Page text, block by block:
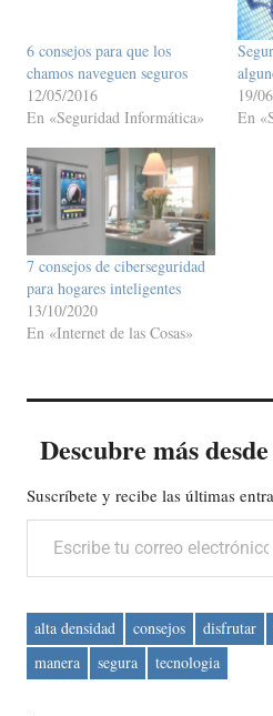
6 consejos para que los
chamos naveguen seguros
12/05/2016
En «Seguridad Informática»
19/
En
7 consejos de ciberseguridad
para hogares inteligentes
13/10/2020
En «Internet de las Cosas»
Descubre más
Suscríbete y recibe las últimas
Escribe tu correo electrónico…
alta densidad consejos disfrutar
manera
segura tecnologia